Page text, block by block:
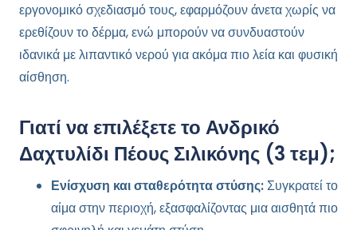
εργονομικό σχεδιασμό τους, εφαρμόζουν άνετα χωρίς να
ερεθίζουν το δέρμα, ενώ μπορούν να συνδυαστούν
ιδανικά με λιπαντικό νερού για ακόμα πιο λεία και φυσική
αίσθηση.
Γιατί να επιλέξετε το Ανδρικό
Δαχτυλίδι Πέους Σιλικόνης (3 τεμ);
Ενίσχυση και σταθερότητα στύσης:Συγκρατεί το
αίμα στην περιοχή, εξασφαλίζοντας μια αισθητά πιο